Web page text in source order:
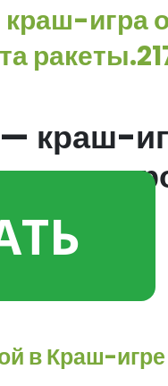
игра
краш-
и
в Краш-